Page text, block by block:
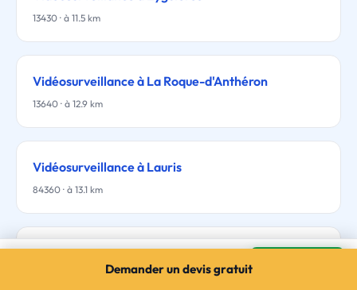
13430 · à 11.5 km
Vidéosurveillance à La Roque-d'Anthéron
13640 · à 12.9 km
Vidéosurveillance à Lauris
84360 · à 13.1 km
Vidéosurveillance à Orgon
3 devis gratuits · sans engagementDemander un devis gratuit